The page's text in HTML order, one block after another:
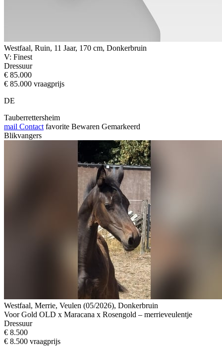
Westfaal, Ruin, 11 Jaar, 170 cm, Donkerbruin
V: Finest
Dressuur
€ 85.000
€ 85.000 vraagprijs
DE
Tauberrettersheim
mail Contact favorite Bewaren Gemarkeerd
Blikvangers
Westfaal, Merrie, Veulen (05/2026), Donkerbruin
Voor Gold OLD x Maracana x Rosengold – merrieveulentje
Dressuur
€ 8.500
€ 8.500 vraagprijs